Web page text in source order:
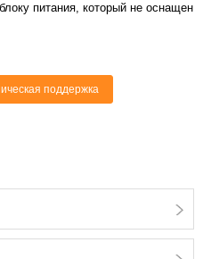
питания, который не оснащен
поддержка